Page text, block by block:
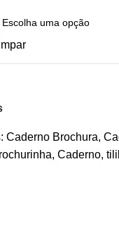
Caderno Brochura,
, Caderno,